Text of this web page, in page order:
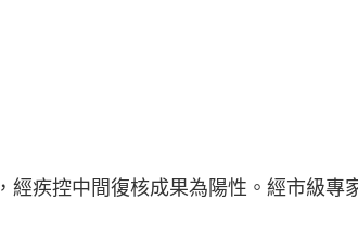
控中間復核成果為陽性。經市級專